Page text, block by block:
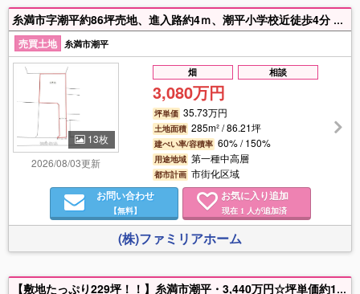
糸満市字潮平約86坪売地、進入路約4ｍ、潮平小学校近徒歩4分 建築基準法第43条但し書道路
売買土地
糸満市潮平
13枚
2026/08/03更新
畑 相談
3,080万円
坪単価 35.73万円
土地面積 285m² / 86.21坪
建ぺい率/容積率 60% / 150%
用途地域 第一種中高層
都市計画 市街化区域
お問い合わせ
【無料】
お気に入り追加
現在 1 人が追加済
(株)ファミリアホーム
【敷地たっぷり229坪！！】糸満市潮平・3,440万円☆坪単価約15万円で叶える、緑に囲まれた住宅ライフ(*^^*) 「サンプラザ糸満」近くの好立地に「秘密基地」を作りませんか？200坪越えの個性的な敷地は大型平屋や二世帯住宅に最適！！